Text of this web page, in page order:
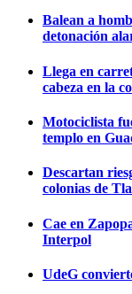
Balean a
detonación
Llega en
cabeza en la
Motociclista
templo en
Descartan
colonias de
Cae en
Interpol
UdeG